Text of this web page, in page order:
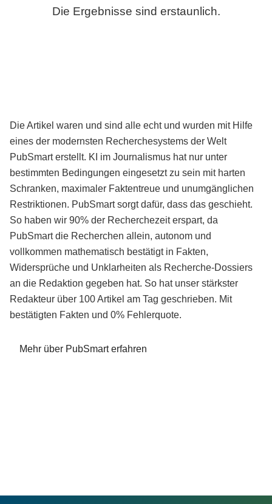
Die Ergebnisse sind erstaunlich.
Die Artikel waren und sind alle echt und wurden mit Hilfe
eines der modernsten Recherchesystems der Welt
PubSmart erstellt. KI im Journalismus hat nur unter
bestimmten Bedingungen eingesetzt zu sein mit harten
Schranken, maximaler Faktentreue und unumgänglichen
Restriktionen. PubSmart sorgt dafür, dass das geschieht.
So haben wir 90% der Recherchezeit erspart, da
PubSmart die Recherchen allein, autonom und
vollkommen mathematisch bestätigt in Fakten,
Widersprüche und Unklarheiten als Recherche-Dossiers
an die Redaktion gegeben hat. So hat unser stärkster
Redakteur über 100 Artikel am Tag geschrieben. Mit
bestätigten Fakten und 0% Fehlerquote.
Mehr über PubSmart erfahren